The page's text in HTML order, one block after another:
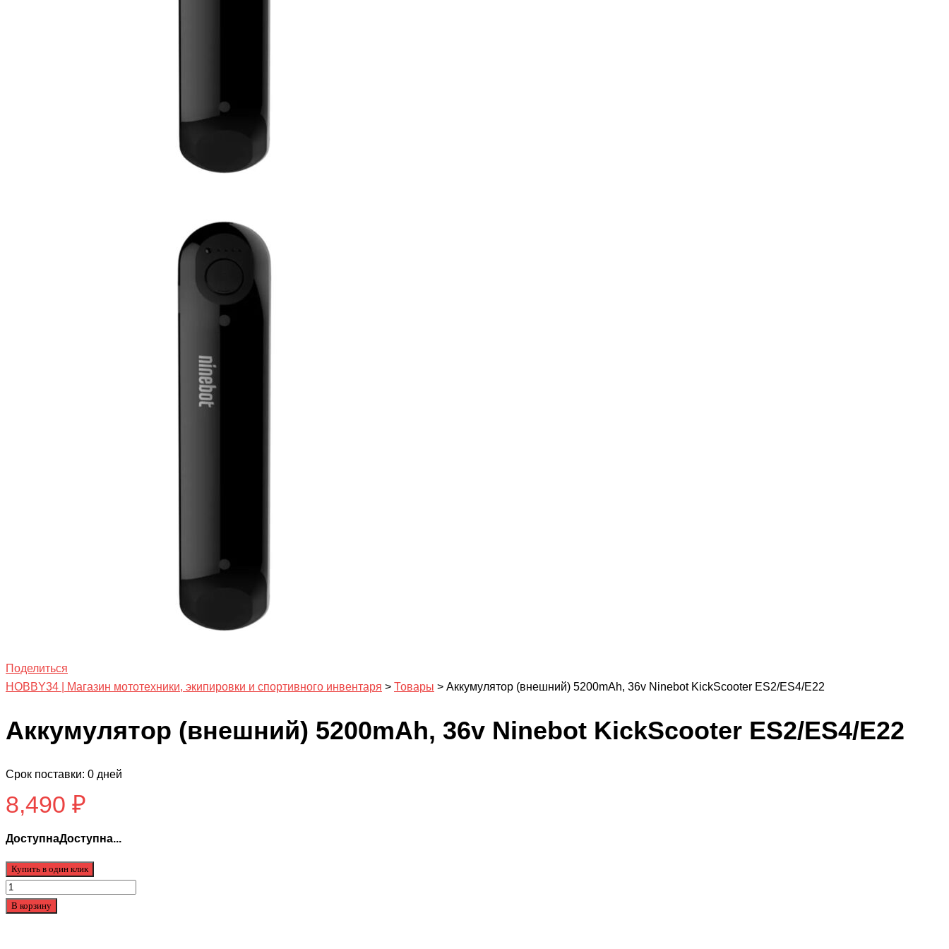
Поделиться
HOBBY34 | Магазин мототехники, экипировки и спортивного инвентаря > Товары > Аккумулятор (внешний) 5200mAh, 36v Ninebot KickScooter ES2/ES4/E22
Аккумулятор (внешний) 5200mAh, 36v Ninebot KickScooter ES2/ES4/E22
Срок поставки: 0 дней
8,490 ₽
ДоступнаДоступна...
Купить в один клик
Количество
товара
В корзину